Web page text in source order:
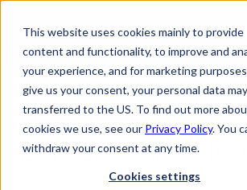
This website uses cookies mainly to provide
content and functionality, to improve and
your experience, and for marketing
give us your consent, your personal data
transferred to the US. To find out more
cookies we use, see our Privacy Policy. You
withdraw your consent at any time.
Cookies settings
Die Plattform für den
Elektronikeinkauf für
Luminovo ist die Procurement